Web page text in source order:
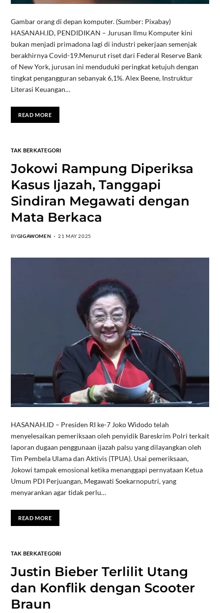
Gambar orang di depan komputer. (Sumber: Pixabay)
HASANAH.ID, PENDIDIKAN – Jurusan Ilmu Komputer kini
bukan menjadi primadona lagi di industri pekerjaan semenjak
berakhirnya Covid-19.Menurut riset dari Federal Reserve Bank
of New York, jurusan ini menduduki peringkat ketujuh dengan
tingkat pengangguran sebanyak 6,1%. Alex Beene, Instruktur
Literasi Keuangan…
READ MORE
TAK BERKATEGORI
Jokowi Rampung Diperiksa
Kasus Ijazah, Tanggapi
Sindiran Megawati dengan
Mata Berkaca
BYGIGAWOMEN 21 MAY 2025
HASANAH.ID – Presiden RI ke-7 Joko Widodo telah
menyelesaikan pemeriksaan oleh penyidik Bareskrim Polri terkait
laporan dugaan penggunaan ijazah palsu yang dilayangkan oleh
Tim Pembela Ulama dan Aktivis (TPUA). Usai pemeriksaan,
Jokowi tampak emosional ketika menanggapi pernyataan Ketua
Umum PDI Perjuangan, Megawati Soekarnoputri, yang
menyarankan agar tidak perlu…
READ MORE
TAK BERKATEGORI
Justin Bieber Terlilit Utang
dan Konflik dengan Scooter
Braun